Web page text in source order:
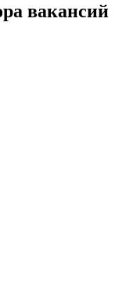
вакансий